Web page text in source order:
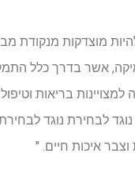
מוצדקות מנקודת
אשר בדרך כלל
לבחירת נוגד
וצבר איכות חיים. "